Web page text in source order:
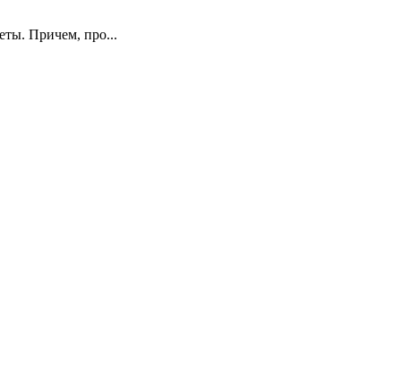
Причем, про...